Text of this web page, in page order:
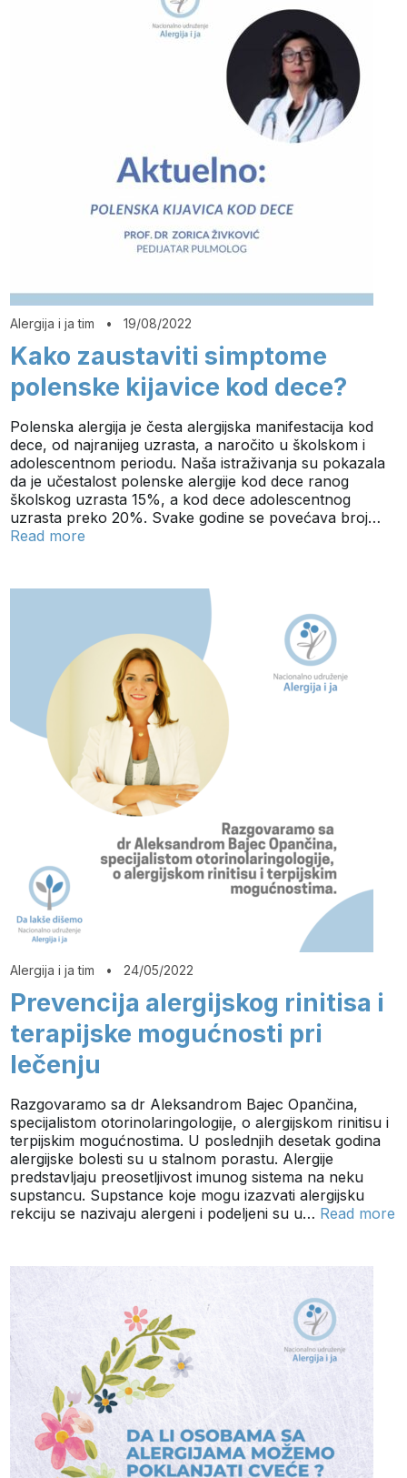
Alergija i ja tim •19/08/2022
Kako zaustaviti simptome
polenske kijavice kod dece?
Polenska alergija je česta alergijska manifestacija kod
dece, od najranijeg uzrasta, a naročito u školskom i
adolescentnom periodu. Naša istraživanja su pokazala
da je učestalost polenske alergije kod dece ranog
školskog uzrasta 15%, a kod dece adolescentnog
uzrasta preko 20%. Svake godine se povećava broj…
Read more
Alergija i ja tim • 24/05/2022
Prevencija alergijskog rinitisa i
terapijske mogućnosti pri
lečenju
Razgovaramo sa dr Aleksandrom Bajec Opančina,
specijalistom otorinolaringologije, o alergijskom rinitisu i
terpijskim mogućnostima. U poslednjih desetak godina
alergijske bolesti su u stalnom porastu. Alergije
predstavljaju preosetljivost imunog sistema na neku
supstancu. Supstance koje mogu izazvati alergijsku
rekciju se nazivaju alergeni i podeljeni su u… Read more